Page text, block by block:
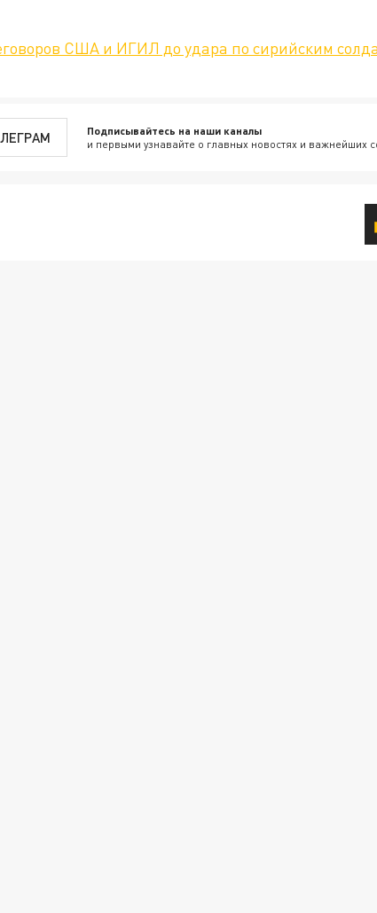
США и ИГИЛ до удара по сирийским
Подписывайтесь на наши каналы
и первыми узнавайте о главных новостях и важнейших